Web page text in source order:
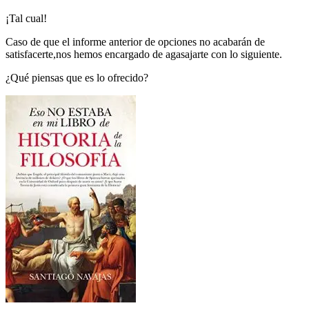
¡Tal cual!
Caso de que el informe anterior de opciones no acabarán de
satisfacerte,nos hemos encargado de agasajarte con lo siguiente.
¿Qué piensas que es lo ofrecido?